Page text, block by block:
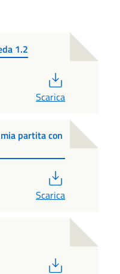
1.2
Scarica
partita con
Scarica